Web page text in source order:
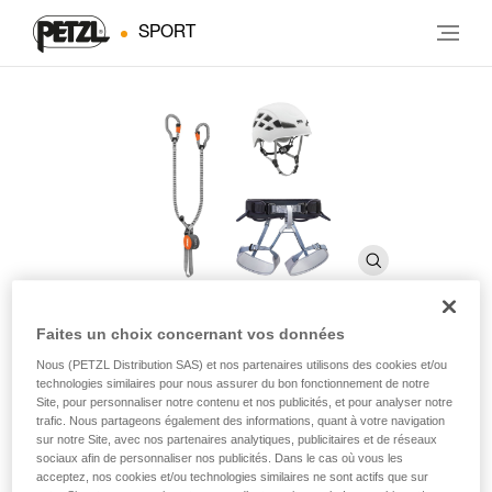
SPORT
KIT VIA FERRATA VERTIGO
Kit de via ferrata composé d’une longe SCORPIO
VERTIGO, d'un harnais CORAX et d'un casque BOREO
Faites un choix concernant vos données
Nous (PETZL Distribution SAS) et nos partenaires utilisons des cookies et/ou
technologies similaires pour nous assurer du bon fonctionnement de notre
Site, pour personnaliser notre contenu et nos publicités, et pour analyser notre
trafic. Nous partageons également des informations, quant à votre navigation
sur notre Site, avec nos partenaires analytiques, publicitaires et de réseaux
sociaux afin de personnaliser nos publicités. Dans le cas où vous les
acceptez, nos cookies et/ou technologies similaires ne sont actifs que sur